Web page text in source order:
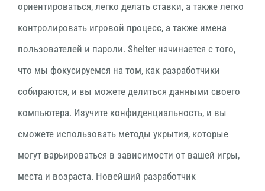
ориентироваться, легко делать ставки, а также легко
контролировать игровой процесс, а также имена
пользователей и пароли. Shelter начинается с того,
что мы фокусируемся на том, как разработчики
собираются, и вы можете делиться данными своего
компьютера. Изучите конфиденциальность, и вы
сможете использовать методы укрытия, которые
могут варьироваться в зависимости от вашей игры,
места и возраста. Новейший разработчик